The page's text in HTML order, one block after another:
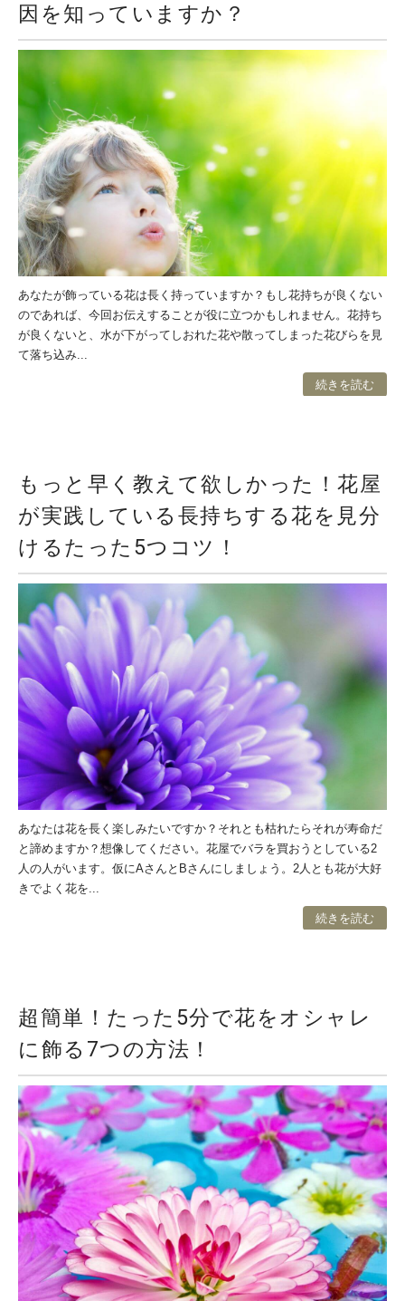
因を知っていますか？
あなたが飾っている花は長く持っていますか？もし花持ちが良くない
のであれば、今回お伝えすることが役に立つかもしれません。花持ち
が良くないと、水が下がってしおれた花や散ってしまった花びらを見
て落ち込み...
続きを読む
もっと早く教えて欲しかった！花屋
が実践している長持ちする花を見分
けるたった5つコツ！
あなたは花を長く楽しみたいですか？それとも枯れたらそれが寿命だ
と諦めますか？想像してください。花屋でバラを買おうとしている2
人の人がいます。仮にAさんとBさんにしましょう。2人とも花が大好
きでよく花を...
続きを読む
超簡単！たった5分で花をオシャレ
に飾る7つの方法！